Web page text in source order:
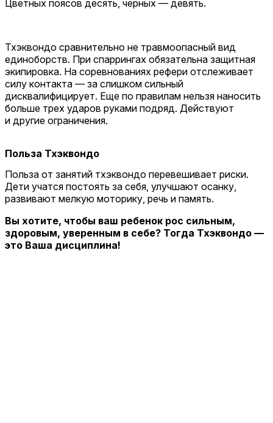
Цветных поясов десять, черных — девять.
Тхэквондо сравнительно не травмоопасный вид
единоборств. При спаррингах обязательна защитная
экипировка. На соревнованиях рефери отслеживает
силу контакта — за слишком сильный
дисквалифицирует. Еще по правилам нельзя наносить
больше трех ударов руками подряд. Действуют
и другие ограничения.
Польза Тхэквондо
Польза от занятий тхэквондо перевешивает риски.
Дети учатся постоять за себя, улучшают осанку,
развивают мелкую моторику, речь и память.
Вы хотите, чтобы ваш ребенок рос сильным,
здоровым, уверенным в себе? Тогда Тхэквондо —
это Ваша дисциплина!